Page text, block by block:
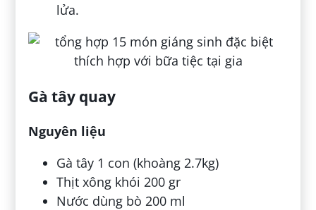
lửa.
Gà tây quay
Nguyên liệu
Gà tây 1 con (khoàng 2.7kg)
Thịt xông khói 200 gr
Nước dùng bò 200 ml